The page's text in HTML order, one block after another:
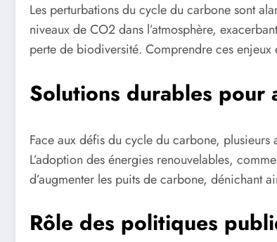
Les perturbations du cycle du carbone sont
niveaux de CO2 dans l’atmosphère,
perte de biodiversité. Comprendre ces
Solutions durables pour
Face aux défis du cycle du carbone,
L’adoption des énergies renouvelables,
d’augmenter les puits de carbone, dénichant
Rôle des politiques